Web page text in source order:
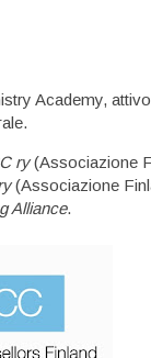
Academy,
ry(Associazione
(Associazione
Alliance.